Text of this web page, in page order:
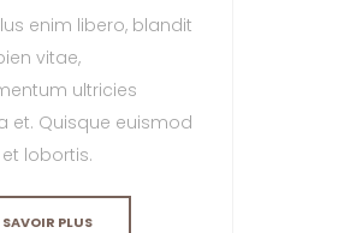
enim libero, blandit
vitae,
ultricies
et. Quisque euismod
lobortis.
SAVOIR PLUS